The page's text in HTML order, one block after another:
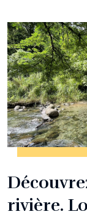
rivière.